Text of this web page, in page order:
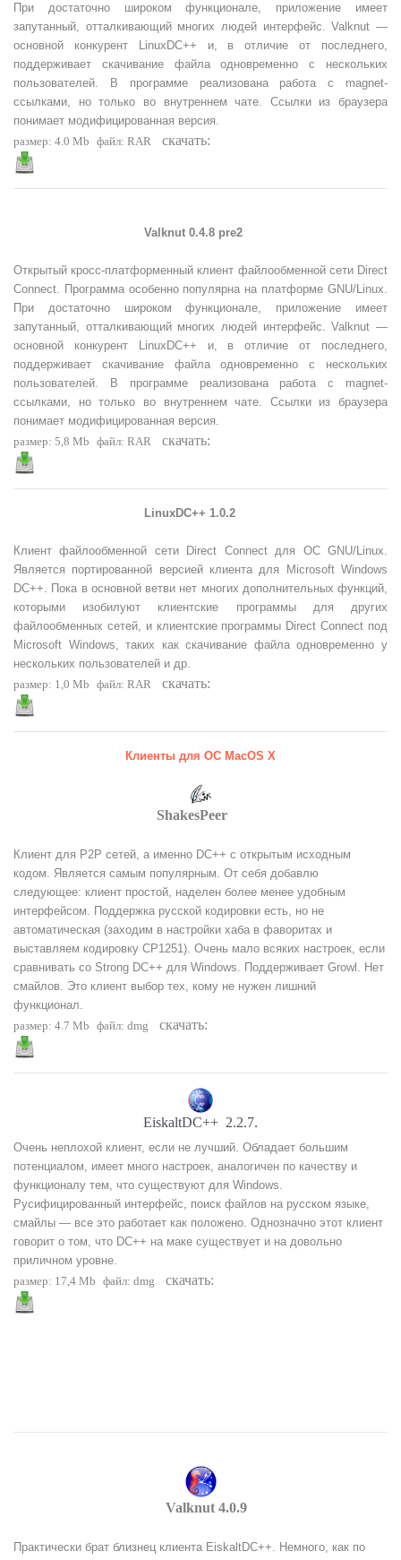
При достаточно широком функционале, приложение имеет
запутанный, отталкивающий многих людей интерфейс. Valknut —
основной конкурент LinuxDC++ и, в отличие от последнего,
поддерживает скачивание файла одновременно с нескольких
пользователей. В программе реализована работа с magnet-
ссылками, но только во внутреннем чате. Ссылки из браузера
понимает модифицированная версия.
размер: 4.0 Mb файл: RAR скачать:
Valknut 0.4.8 pre2
Открытый кросс-платформенный клиент файлообменной сети Direct
Connect. Программа особенно популярна на платформе GNU/Linux.
При достаточно широком функционале, приложение имеет
запутанный, отталкивающий многих людей интерфейс. Valknut —
основной конкурент LinuxDC++ и, в отличие от последнего,
поддерживает скачивание файла одновременно с нескольких
пользователей. В программе реализована работа с magnet-
ссылками, но только во внутреннем чате. Ссылки из браузера
понимает модифицированная версия.
размер: 5,8 Mb файл: RAR скачать:
LinuxDC++ 1.0.2
Клиент файлообменной сети Direct Connect для ОС GNU/Linux.
Является портированной версией клиента для Microsoft Windows
DC++. Пока в основной ветви нет многих дополнительных функций,
которыми изобилуют клиентские программы для других
файлообменных сетей, и клиентские программы Direct Connect под
Microsoft Windows, таких как скачивание файла одновременно у
нескольких пользователей и др.
размер: 1,0 Mb файл: RAR скачать:
Клиенты для ОС MacOS X
ShakesPeer
Клиент для P2P сетей, а именно DC++ с открытым исходным
кодом. Является самым популярным. От себя добавлю
следующее: клиент простой, наделен более менее удобным
интерфейсом. Поддержка русской кодировки есть, но не
автоматическая (заходим в настройки хаба в фаворитах и
выставляем кодировку CP1251). Очень мало всяких настроек, если
сравнивать со Strong DC++ для Windows. Поддерживает Growl. Нет
смайлов. Это клиент выбор тех, кому не нужен лишний
функционал.
размер: 4.7 Mb файл: dmg скачать:
EiskaltDC++ 2.2.7.
Очень неплохой клиент, если не лучший. Обладает большим
потенциалом, имеет много настроек, аналогичен по качеству и
функционалу тем, что существуют для Windows.
Русифицированный интерфейс, поиск файлов на русском языке,
смайлы — все это работает как положено. Однозначно этот клиент
говорит о том, что DC++ на маке существует и на довольно
приличном уровне.
размер: 17,4 Mb файл: dmg скачать:
Valknut 4.0.9
Практически брат близнец клиента EiskaltDC++. Немного, как по